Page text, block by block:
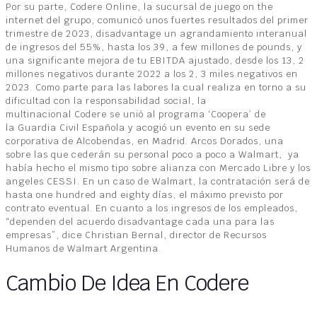
Por su parte, Codere Online, la sucursal de juego on the
internet del grupo, comunicó unos fuertes resultados del primer
trimestre de 2023, disadvantage un agrandamiento interanual
de ingresos del 55%, hasta los 39, a few millones de pounds, y
una significante mejora de tu EBITDA ajustado, desde los 13, 2
millones negativos durante 2022 a los 2, 3 miles negativos en
2023. Como parte para las labores la cual realiza en torno a su
dificultad con la responsabilidad social, la
multinacional Codere se unió al programa ‘Coopera’ de
la Guardia Civil Española y acogió un evento en su sede
corporativa de Alcobendas, en Madrid. Arcos Dorados, una
sobre las que cederán su personal poco a poco a Walmart, ya
había hecho el mismo tipo sobre alianza con Mercado Libre y los
angeles CESSI. En un caso de Walmart, la contratación será de
hasta one hundred and eighty días, el máximo previsto por
contrato eventual. En cuanto a los ingresos de los empleados,
“dependen del acuerdo disadvantage cada una para las
empresas”, dice Christian Bernal, director de Recursos
Humanos de Walmart Argentina.
Cambio De Idea En Codere